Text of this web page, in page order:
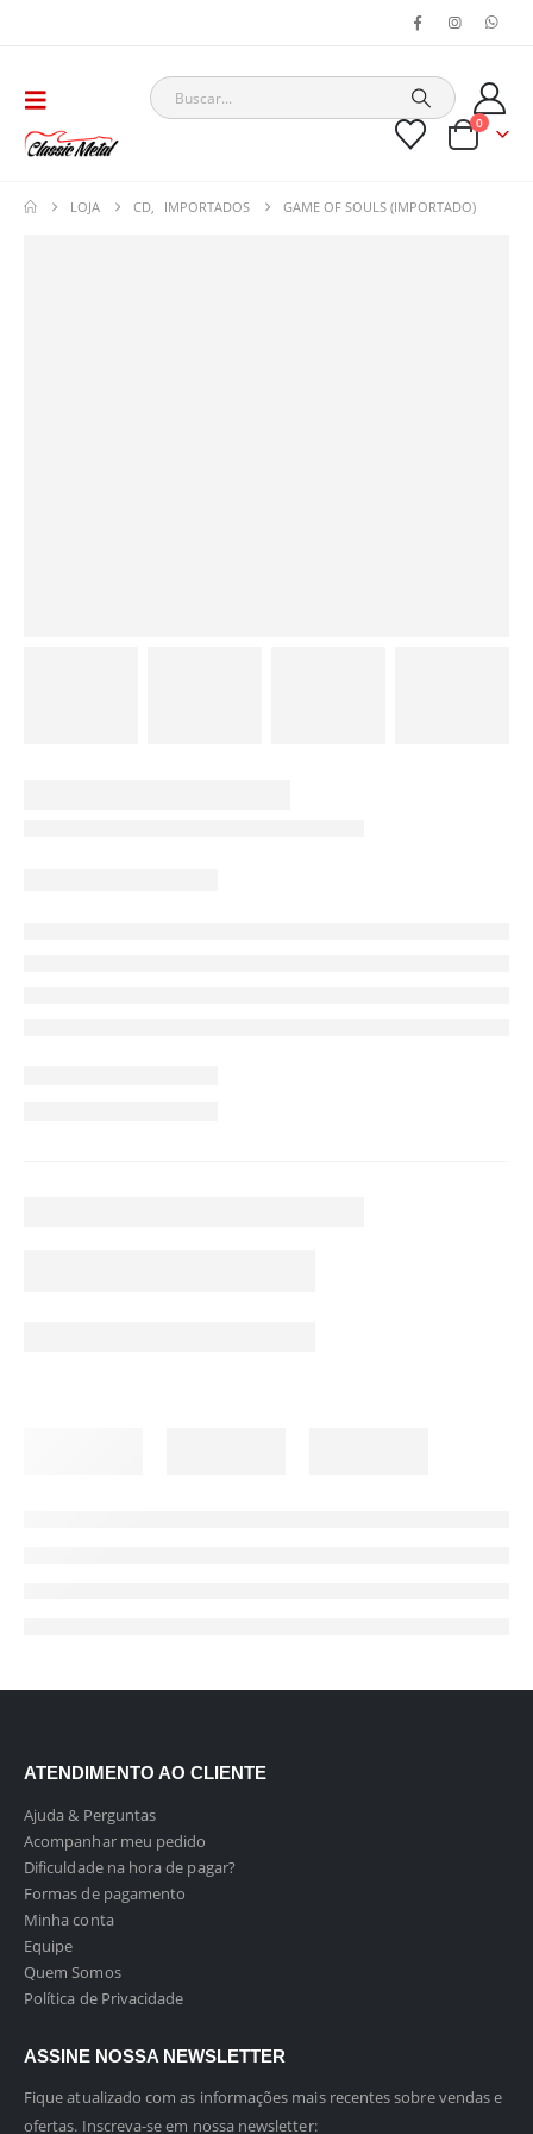
0
LOJA CD IMPORTADOS GAME OF SOULS (IMPORTADO)
ATENDIMENTO AO CLIENTE
Ajuda & Perguntas
Acompanhar meu pedido
Dificuldade na hora de pagar?
Formas de pagamento
Minha conta
Equipe
Quem Somos
Política de Privacidade
ASSINE NOSSA NEWSLETTER
Fique atualizado com as informações mais recentes sobre vendas e
ofertas. Inscreva-se em nossa newsletter: